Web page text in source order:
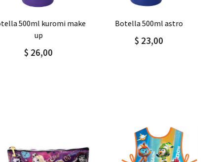
Agregar Detalle
botella 500ml astro
$ 23,00
Agregar Detalle
botella 500ml hearts
$ 23,00